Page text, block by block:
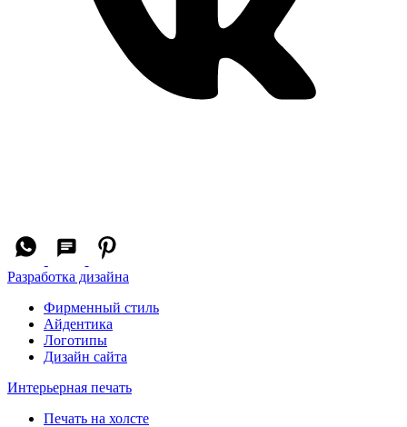
Разработка дизайна
Фирменный стиль
Айдентика
Логотипы
Дизайн сайта
Интерьерная печать
Печать на холсте